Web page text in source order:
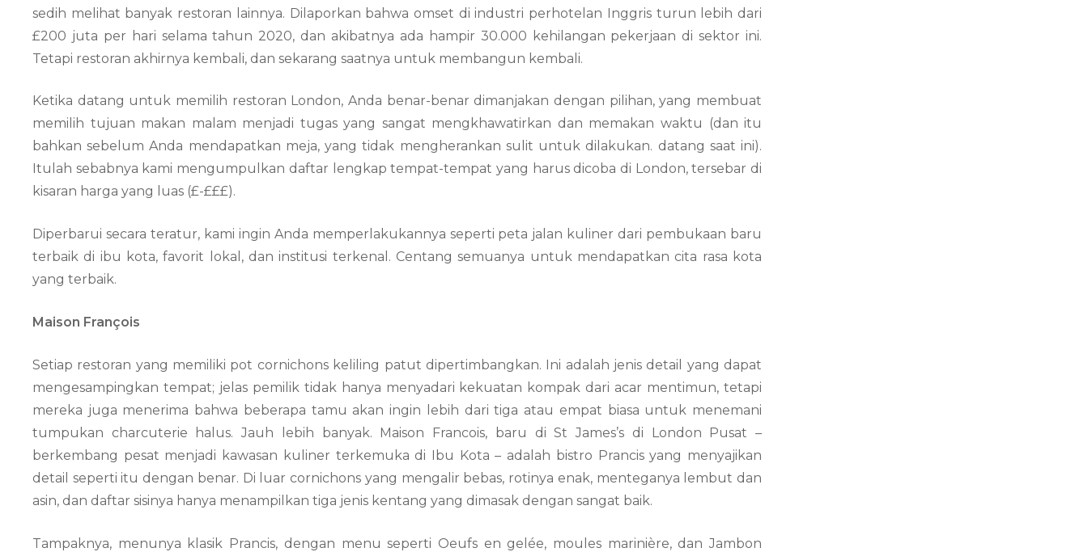
sedih melihat banyak restoran lainnya. Dilaporkan bahwa omset di industri perhotelan Inggris turun lebih dari
£200 juta per hari selama tahun 2020, dan akibatnya ada hampir 30.000 kehilangan pekerjaan di sektor ini.
Tetapi restoran akhirnya kembali, dan sekarang saatnya untuk membangun kembali.
Ketika datang untuk memilih restoran London, Anda benar-benar dimanjakan dengan pilihan, yang membuat
memilih tujuan makan malam menjadi tugas yang sangat mengkhawatirkan dan memakan waktu (dan itu
bahkan sebelum Anda mendapatkan meja, yang tidak mengherankan sulit untuk dilakukan. datang saat ini).
Itulah sebabnya kami mengumpulkan daftar lengkap tempat-tempat yang harus dicoba di London, tersebar di
kisaran harga yang luas (£-£££).
Diperbarui secara teratur, kami ingin Anda memperlakukannya seperti peta jalan kuliner dari pembukaan baru
terbaik di ibu kota, favorit lokal, dan institusi terkenal. Centang semuanya untuk mendapatkan cita rasa kota
yang terbaik.
Maison François
Setiap restoran yang memiliki pot cornichons keliling patut dipertimbangkan. Ini adalah jenis detail yang dapat
mengesampingkan tempat; jelas pemilik tidak hanya menyadari kekuatan kompak dari acar mentimun, tetapi
mereka juga menerima bahwa beberapa tamu akan ingin lebih dari tiga atau empat biasa untuk menemani
tumpukan charcuterie halus. Jauh lebih banyak. Maison Francois, baru di St James’s di London Pusat –
berkembang pesat menjadi kawasan kuliner terkemuka di Ibu Kota – adalah bistro Prancis yang menyajikan
detail seperti itu dengan benar. Di luar cornichons yang mengalir bebas, rotinya enak, menteganya lembut dan
asin, dan daftar sisinya hanya menampilkan tiga jenis kentang yang dimasak dengan sangat baik.
Tampaknya, menunya klasik Prancis, dengan menu seperti Oeufs en gelée, moules marinière, dan Jambon